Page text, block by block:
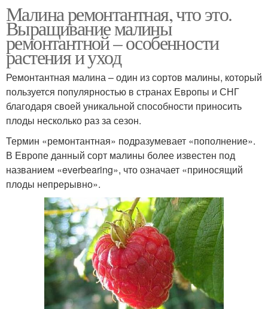
Малина ремонтантная, что это.
Выращивание малины
ремонтантной – особенности
растения и уход
Ремонтантная малина – один из сортов малины, который
пользуется популярностью в странах Европы и СНГ
благодаря своей уникальной способности приносить
плоды несколько раз за сезон.
Термин «ремонтантная» подразумевает «пополнение».
В Европе данный сорт малины более известен под
названием «everbearing», что означает «приносящий
плоды непрерывно».